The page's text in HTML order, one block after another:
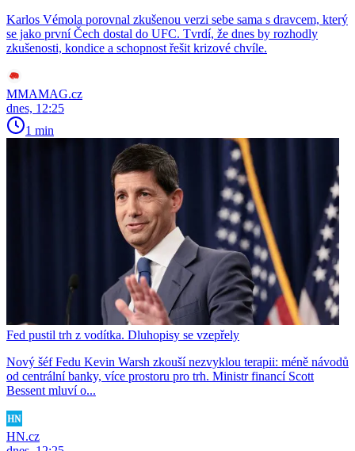
Karlos Vémola porovnal zkušenou verzi sebe sama s dravcem, který
se jako první Čech dostal do UFC. Tvrdí, že dnes by rozhodly
zkušenosti, kondice a schopnost řešit krizové chvíle.
MMAMAG.cz
dnes, 12:25
1 min
Fed pustil trh z vodítka. Dluhopisy se vzepřely
Nový šéf Fedu Kevin Warsh zkouší nezvyklou terapii: méně návodů
od centrální banky, více prostoru pro trh. Ministr financí Scott
Bessent mluví o...
HN.cz